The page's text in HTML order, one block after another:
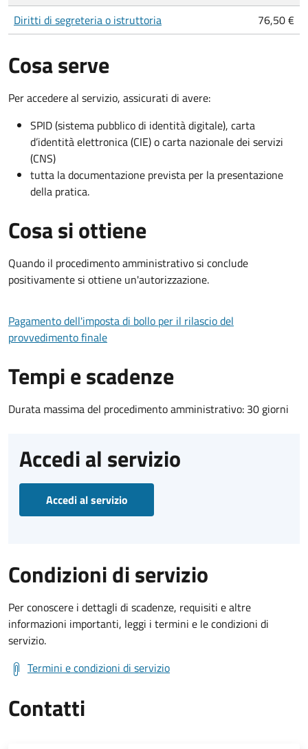
Diritti di segreteria o istruttoria 76,50 €
Cosa serve
Per accedere al servizio, assicurati di avere:
SPID (sistema pubblico di identità digitale), carta
d’identità elettronica (CIE) o carta nazionale dei servizi
(CNS)
tutta la documentazione prevista per la presentazione
della pratica.
Cosa si ottiene
Quando il procedimento amministrativo si conclude
positivamente si ottiene un'autorizzazione.
Pagamento dell'imposta di bollo per il rilascio del
provvedimento finale
Tempi e scadenze
Durata massima del procedimento amministrativo: 30 giorni
Accedi al servizio
Accedi al servizio
Condizioni di servizio
Per conoscere i dettagli di scadenze, requisiti e altre
informazioni importanti, leggi i termini e le condizioni di
servizio.
Termini e condizioni di servizio
Contatti